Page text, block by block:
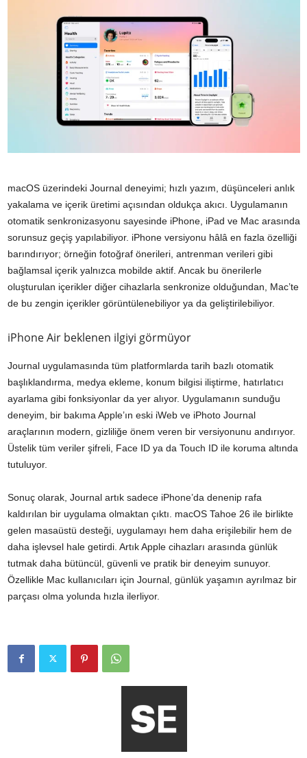
macOS üzerindeki Journal deneyimi; hızlı yazım, düşünceleri anlık
yakalama ve içerik üretimi açısından oldukça akıcı. Uygulamanın
otomatik senkronizasyonu sayesinde iPhone, iPad ve Mac arasında
sorunsuz geçiş yapılabiliyor. iPhone versiyonu hâlâ en fazla özelliği
barındırıyor; örneğin fotoğraf önerileri, antrenman verileri gibi
bağlamsal içerik yalnızca mobilde aktif. Ancak bu önerilerle
oluşturulan içerikler diğer cihazlarla senkronize olduğundan, Mac’te
de bu zengin içerikler görüntülenebiliyor ya da geliştirilebiliyor.
iPhone Air beklenen ilgiyi görmüyor
Journal uygulamasında tüm platformlarda tarih bazlı otomatik
başlıklandırma, medya ekleme, konum bilgisi iliştirme, hatırlatıcı
ayarlama gibi fonksiyonlar da yer alıyor. Uygulamanın sunduğu
deneyim, bir bakıma Apple’ın eski iWeb ve iPhoto Journal
araçlarının modern, gizliliğe önem veren bir versiyonunu andırıyor.
Üstelik tüm veriler şifreli, Face ID ya da Touch ID ile koruma altında
tutuluyor.
Sonuç olarak, Journal artık sadece iPhone’da denenip rafa
kaldırılan bir uygulama olmaktan çıktı. macOS Tahoe 26 ile birlikte
gelen masaüstü desteği, uygulamayı hem daha erişilebilir hem de
daha işlevsel hale getirdi. Artık Apple cihazları arasında günlük
tutmak daha bütüncül, güvenli ve pratik bir deneyim sunuyor.
Özellikle Mac kullanıcıları için Journal, günlük yaşamın ayrılmaz bir
parçası olma yolunda hızla ilerliyor.